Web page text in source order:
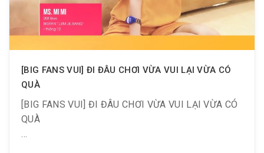
[BIG FANS VUI] ĐI ĐÂU CHƠI VỪA VUI LẠI VỪA CÓ
QUÀ
[BIG FANS VUI] ĐI ĐÂU CHƠI VỪA VUI LẠI VỪA CÓ
QUÀ